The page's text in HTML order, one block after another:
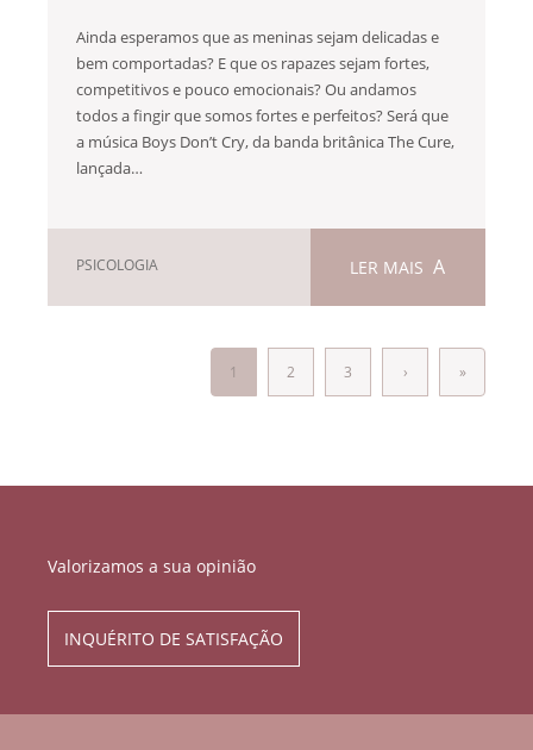
Ainda esperamos que as meninas sejam delicadas e
bem comportadas? E que os rapazes sejam fortes,
competitivos e pouco emocionais? Ou andamos
todos a fingir que somos fortes e perfeitos? Será que
a música Boys Don’t Cry, da banda britânica The Cure,
lançada…
PSICOLOGIA LER MAIS
1 2 3 › »
Valorizamos a sua opinião
INQUÉRITO DE SATISFAÇÃO